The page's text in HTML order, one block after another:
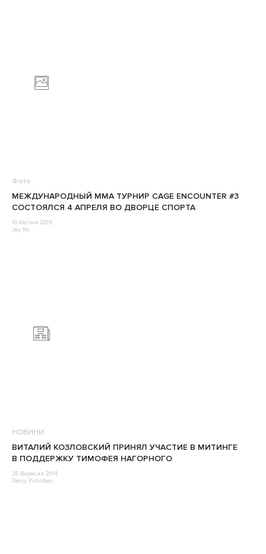
Фото
МЕЖДУНАРОДНЫЙ MMA ТУРНИР CAGE ENCOUNTER #3
СОСТОЯЛСЯ 4 АПРЕЛЯ ВО ДВОРЦЕ СПОРТА
10 Квітня 2015
Jey Ro
НОВИНИ
ВИТАЛИЙ КОЗЛОВСКИЙ ПРИНЯЛ УЧАСТИЕ В МИТИНГЕ
В ПОДДЕРЖКУ ТИМОФЕЯ НАГОРНОГО
26 Вересня 2014
Denis Putintsev